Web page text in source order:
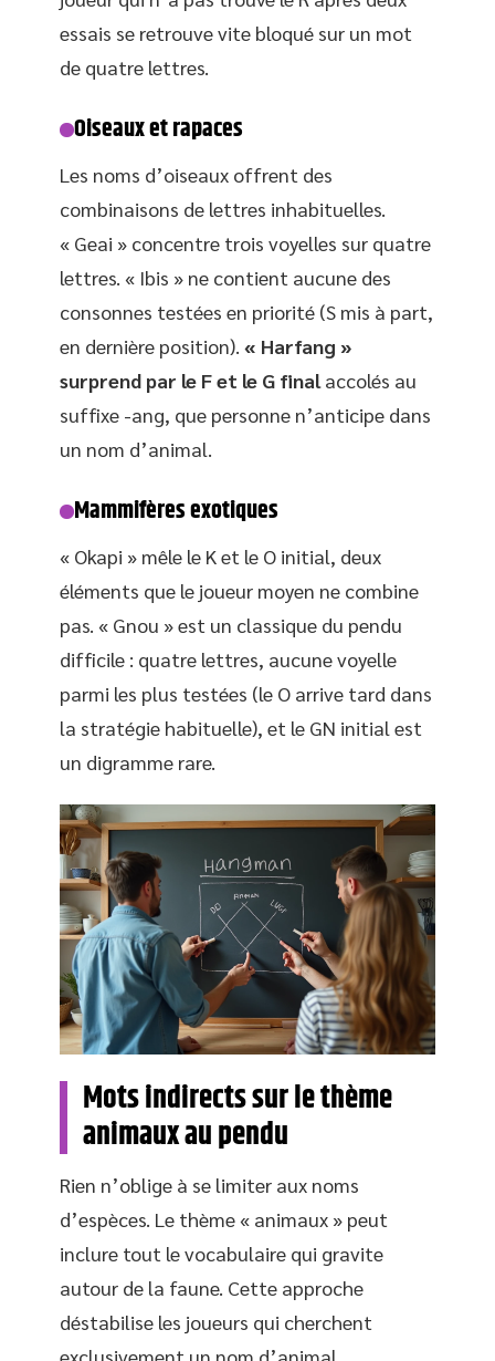
essais se retrouve vite bloqué sur un mot
de quatre lettres.
Oiseaux et rapaces
Les noms d’oiseaux offrent des
combinaisons de lettres inhabituelles.
« Geai » concentre trois voyelles sur quatre
lettres. « Ibis » ne contient aucune des
consonnes testées en priorité (S mis à part,
en dernière position). « Harfang »
surprend par le F et le G finalaccolés au
suffixe -ang, que personne n’anticipe dans
un nom d’animal.
Mammifères exotiques
« Okapi » mêle le K et le O initial, deux
éléments que le joueur moyen ne combine
pas. « Gnou » est un classique du pendu
difficile : quatre lettres, aucune voyelle
parmi les plus testées (le O arrive tard dans
la stratégie habituelle), et le GN initial est
un digramme rare.
Mots indirects sur le thème
animaux au pendu
Rien n’oblige à se limiter aux noms
d’espèces. Le thème « animaux » peut
inclure tout le vocabulaire qui gravite
autour de la faune. Cette approche
déstabilise les joueurs qui cherchent